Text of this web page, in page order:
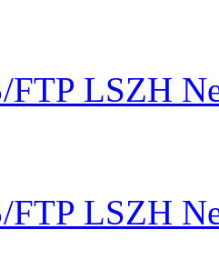
FTP LSZH
FTP LSZH